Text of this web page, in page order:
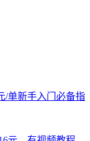
/单新手入门必备指